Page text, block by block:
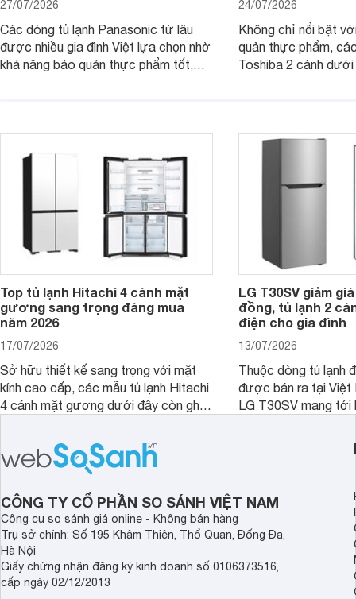
27/07/2026
Các dòng tủ lạnh Panasonic từ lâu
được nhiều gia đình Việt lựa chọn nhờ
khả năng bảo quản thực phẩm tốt,
phân khúc khiến không ít người dùng
phải cân nhắc. Trên thị trường hiện
24/07/2026
Không chỉ nổi bật
quản thực phẩm,
Toshiba 2 cánh
Top tủ lạnh Hitachi 4 cánh mặt
gương sang trọng đáng mua
năm 2026
17/07/2026
Sở hữu thiết kế sang trọng với mặt
kính cao cấp, các mẫu tủ lạnh Hitachi
4 cánh mặt gương dưới đây còn ghi
công nghệ bảo quản hiện đại, đáp ứng
tốt nhu cầu lưu trữ thực phẩm của gia
LG T30SV giảm
đồng, tủ lạnh 2
điện cho gia đình
13/07/2026
Thuộc dòng tủ lạnh
được bán ra tại Việt
LG T30SV mang tới
mức giá bán dễ
nhiều khách hàng
CÔNG TY CỔ PHẦN SO SÁNH VIỆT NAM
Công cụ so sánh giá online - Không bán hàng
Trụ sở chính: Số 195 Khâm Thiên, Thổ Quan, Đống Đa,
Hà Nội
Giấy chứng nhận đăng ký kinh doanh số 0106373516,
cấp ngày 02/12/2013